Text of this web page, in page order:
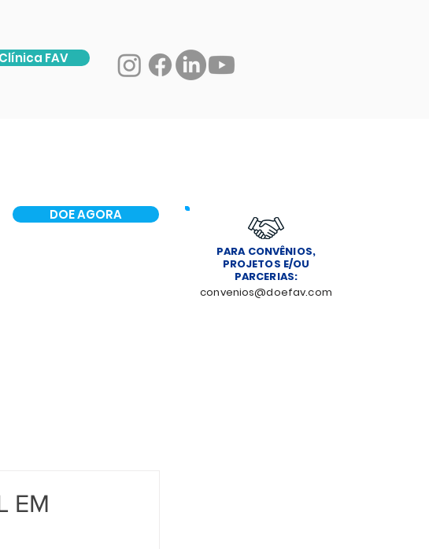
Clínica FAV
DOE AGORA
PARA CONVÊNIOS,
PROJETOS E/OU
PARCERIAS:
convenios@doefav.com
EM